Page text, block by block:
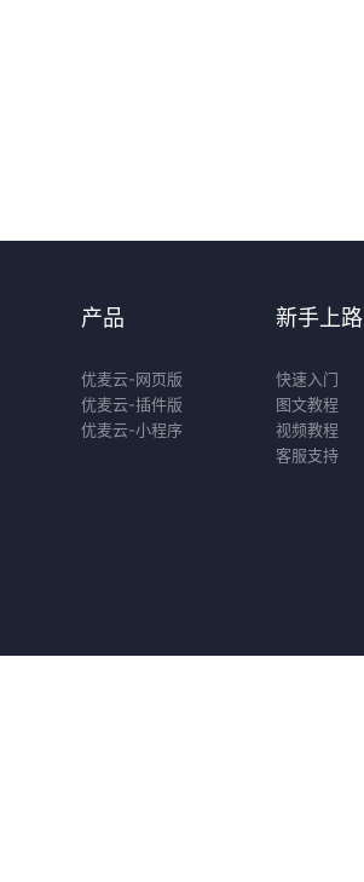
产品
优麦云-网页版
优麦云-插件版
优麦云-小程序
新手上路
快速入门
图文教程
视频教程
客服支持